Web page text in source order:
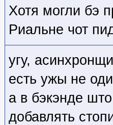
Хотя могли бэ
Риальне чот
угу,
есть ужы не
а в бэкэнде
добавлять